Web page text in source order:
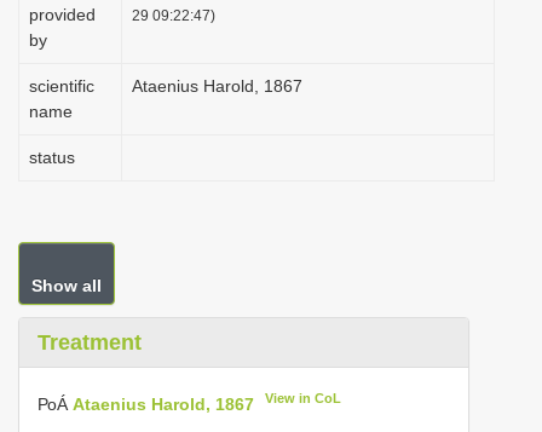
provided
by
29 09:22:47)
scientific
name
Ataenius Harold, 1867
status
Show all
Treatment
РоÁ Ataenius Harold, 1867 View in CoL